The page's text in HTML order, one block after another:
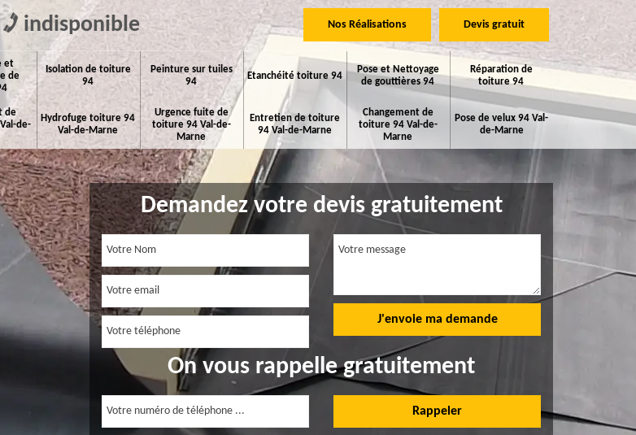
indisponible Nos Réalisations Devis gratuit
et
de
Isolation de toiture
94
Peinture sur tuiles
94
Etanchéité toiture 94
Pose et Nettoyage
de gouttières 94
Réparation de
toiture 94
de
de-
Hydrofuge toiture 94
Val-de-Marne
Urgence fuite de
toiture 94 Val-de-
Marne
Entretien de toiture
94 Val-de-Marne
Changement de
toiture 94 Val-de-
Marne
Pose de velux 94 Val-
de-Marne
Demandez votre devis gratuitement
On vous rappelle gratuitement